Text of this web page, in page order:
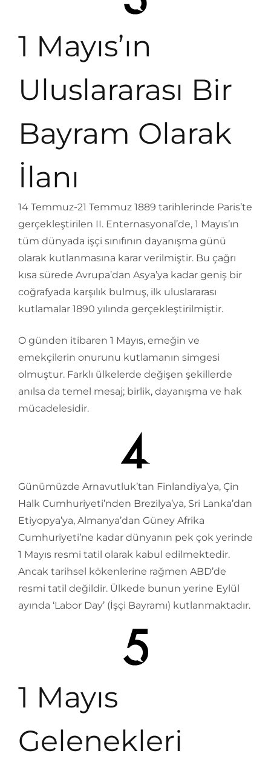
1 Mayıs’ın
Uluslararası Bir
Bayram Olarak
İlanı
14 Temmuz-21 Temmuz 1889 tarihlerinde Paris’te
gerçekleştirilen II. Enternasyonal’de, 1 Mayıs’ın
tüm dünyada işçi sınıfının dayanışma günü
olarak kutlanmasına karar verilmiştir. Bu çağrı
kısa sürede Avrupa’dan Asya’ya kadar geniş bir
coğrafyada karşılık bulmuş, ilk uluslararası
kutlamalar 1890 yılında gerçekleştirilmiştir.
O günden itibaren 1 Mayıs, emeğin ve
emekçilerin onurunu kutlamanın simgesi
olmuştur. Farklı ülkelerde değişen şekillerde
anılsa da temel mesaj; birlik, dayanışma ve hak
mücadelesidir.
Günümüzde Arnavutluk’tan Finlandiya’ya, Çin
Halk Cumhuriyeti’nden Brezilya’ya, Sri Lanka’dan
Etiyopya’ya, Almanya’dan Güney Afrika
Cumhuriyeti’ne kadar dünyanın pek çok yerinde
1 Mayıs resmi tatil olarak kabul edilmektedir.
Ancak tarihsel kökenlerine rağmen ABD’de
resmi tatil değildir. Ülkede bunun yerine Eylül
ayında ‘Labor Day’ (İşçi Bayramı) kutlanmaktadır.
1 Mayıs
Gelenekleri